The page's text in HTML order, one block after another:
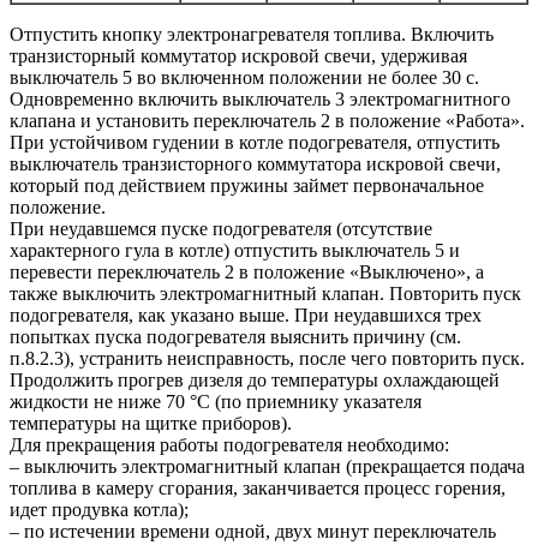
Отпустить кнопку электронагревателя топлива. Включить
транзисторный коммутатор искровой свечи, удерживая
выключатель 5 во включенном положении не более 30 с.
Одновременно включить выключатель 3 электромагнитного
клапана и установить переключатель 2 в положение «Работа».
При устойчивом гудении в котле подогревателя, отпустить
выключатель транзисторного коммутатора искровой свечи,
который под действием пружины займет первоначальное
положение.
При неудавшемся пуске подогревателя (отсутствие
характерного гула в котле) отпустить выключатель 5 и
перевести переключатель 2 в положение «Выключено», а
также выключить электромагнитный клапан. Повторить пуск
подогревателя, как указано выше. При неудавшихся трех
попытках пуска подогревателя выяснить причину (см.
п.8.2.3), устранить неисправность, после чего повторить пуск.
Продолжить прогрев дизеля до температуры охлаждающей
жидкости не ниже 70 °С (по приемнику указателя
температуры на щитке приборов).
Для прекращения работы подогревателя необходимо:
– выключить электромагнитный клапан (прекращается подача
топлива в камеру сгорания, заканчивается процесс горения,
идет продувка котла);
– по истечении времени одной, двух минут переключатель